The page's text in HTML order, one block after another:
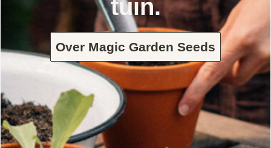
tuin.
Over Magic Garden Seeds